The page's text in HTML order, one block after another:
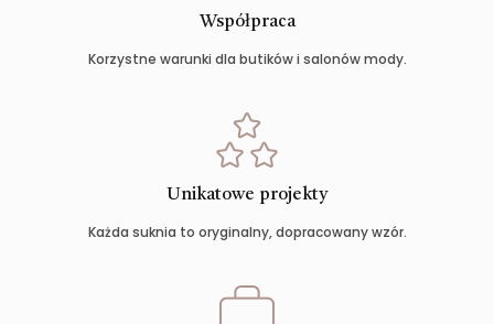
Współpraca
Korzystne warunki dla butików i salonów mody.
Unikatowe projekty
Każda suknia to oryginalny, dopracowany wzór.